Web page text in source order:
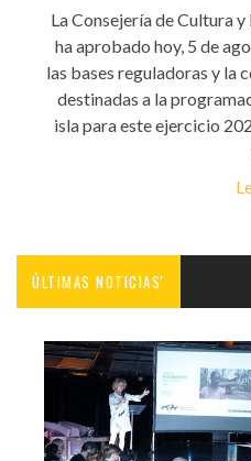
La Consejería de Cultura
ha aprobado hoy, 5 de
las bases reguladoras y la
destinadas a la
isla para este ejercicio
ÚLTIMAS NOTICIAS'